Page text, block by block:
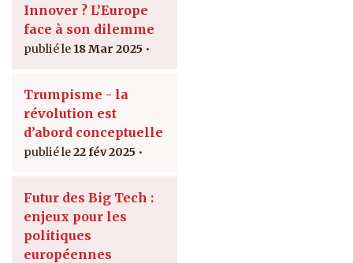
Innover ? L’Europe
face à son dilemme
18 Mar 2025
Trumpisme - la
révolution est
d’abord conceptuelle
22 fév 2025
Futur des Big Tech :
enjeux pour les
politiques
européennes